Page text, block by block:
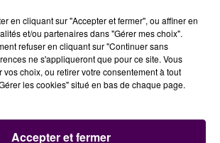
en cliquant sur "Accepter et fermer", ou affiner en
et/ou partenaires dans "Gérer mes choix".
refuser en cliquant sur "Continuer sans
ne s'appliqueront que pour ce site. Vous
vos choix, ou retirer votre consentement à tout
les cookies" situé en bas de chaque page.
Accepter et fermer